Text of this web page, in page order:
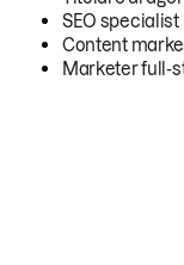
SEO specialist
Content
Marketer full-